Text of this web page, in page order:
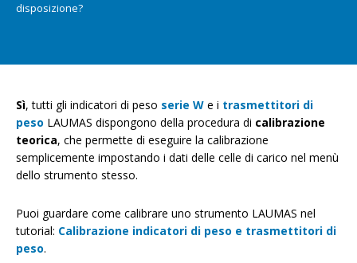
NEWS
disposizione?
Sì, tutti gli indicatori di peso serie W e i trasmettitori di
peso LAUMAS dispongono della procedura di calibrazione
teorica, che permette di eseguire la calibrazione
semplicemente impostando i dati delle celle di carico nel menù
dello strumento stesso.
Puoi guardare come calibrare uno strumento LAUMAS nel
tutorial: Calibrazione indicatori di peso e trasmettitori di
peso.